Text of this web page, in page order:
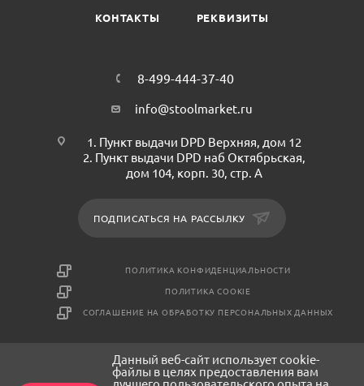
КОНТАКТЫ РЕКВИЗИТЫ
8-499-444-37-40
info@stoolmarket.ru
1. Пункт выдачи DPD Верхняя, дом 12
2. Пункт выдачи DPD наб Октябрьская,
дом 104, корп. 30, стр. А
ПОДПИСАТЬСЯ НА РАССЫЛКУ
ПОЛИТИКА КОНФИДЕНЦИАЛЬНОСТИ
ПОЛИТИКА COOKIE
СОГЛАШЕНИЕ НА ОБРАБОТКУ ПЕРСОНАЛЬНЫХ ДАННЫХ
2026 © СтулМаркет - интернет-магазин мебели
Данный веб-сайт использует cookie-
файлы в целях предоставления вам